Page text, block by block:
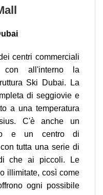
centri commerciali
all'interno la
Ski Dubai. La
di seggiovie e
a una temperatura
C'è anche un
e un centro di
tutta una serie di
che ai piccoli. Le
illimitate, così come
ogni possibile